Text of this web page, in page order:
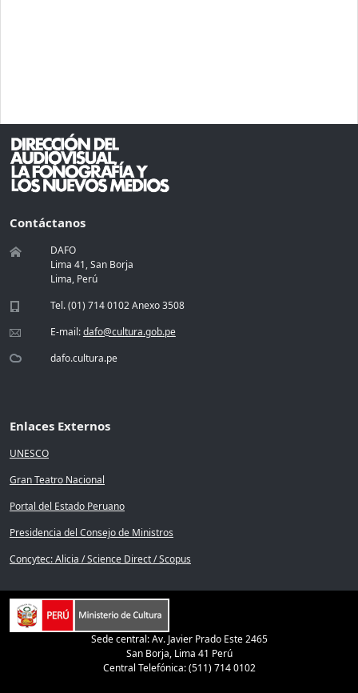
Contáctanos
DAFO
Lima 41, San Borja
Lima, Perú
Tel. (01) 714 0102 Anexo 3508
E-mail:dafo@cultura.gob.pe
dafo.cultura.pe
Enlaces Externos
UNESCO
Gran Teatro Nacional
Portal del Estado Peruano
Presidencia del Consejo de Ministros
Concytec: Alicia / Science Direct / Scopus
Sede central: Av. Javier Prado Este 2465
San Borja, Lima 41 Perú
Central Telefónica: (511) 714 0102